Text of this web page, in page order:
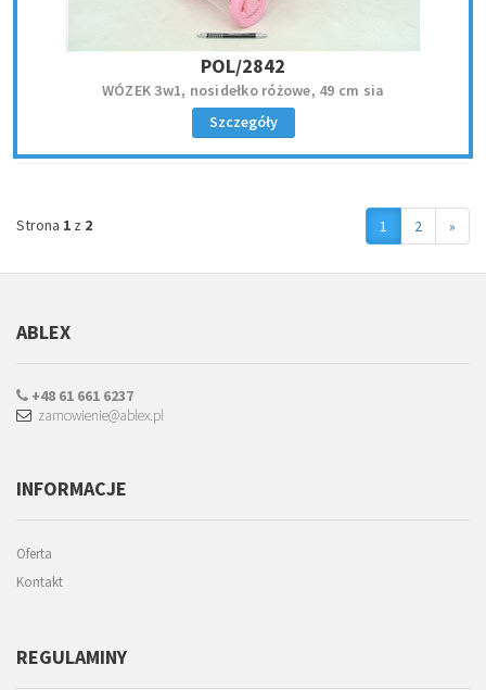
POL/2842
WÓZEK 3w1, nosidełko różowe, 49 cm sia
Szczegóły
Strona 1 z 2 1 2 »
ABLEX
+48 61 661 6237
zamowienie@ablex.pl
INFORMACJE
Oferta
Kontakt
REGULAMINY